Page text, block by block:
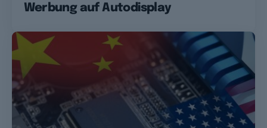
Werbung auf Autodisplay